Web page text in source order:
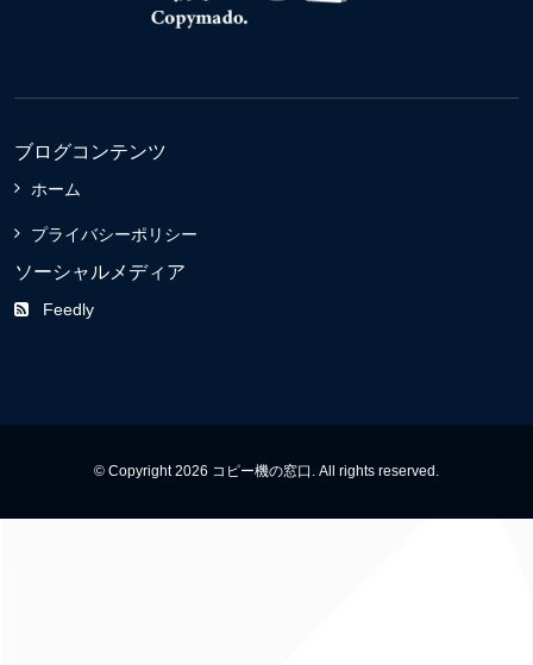
ブログコンテンツ
ホーム
プライバシーポリシー
ソーシャルメディア
Feedly
© Copyright 2026 コピー機の窓口. All rights reserved.